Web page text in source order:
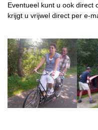
Eventueel kunt u ook direct
krijgt u vrijwel direct per e-